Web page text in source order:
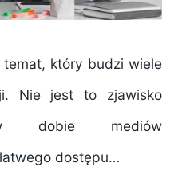
temat, który budzi wiele
Nie jest to zjawisko
mediów
dostępu…